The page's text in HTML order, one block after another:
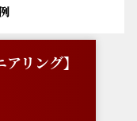
リング】